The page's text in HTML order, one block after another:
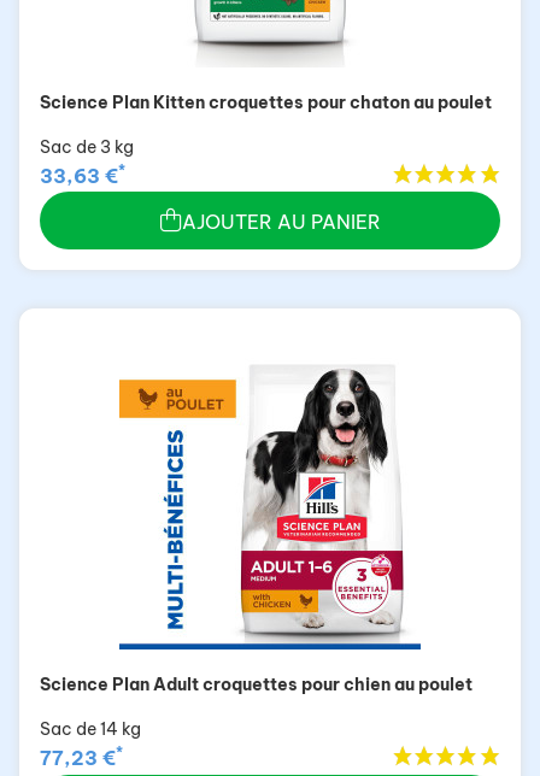
Science Plan Kitten croquettes pour chaton au poulet
Sac de 3 kg
33,63 €*
AJOUTER AU PANIER
Science Plan Adult croquettes pour chien au poulet
Sac de 14 kg
77,23 €*